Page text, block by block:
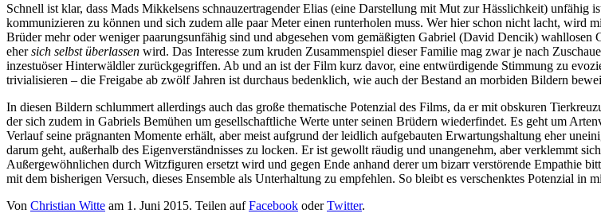
Schnell ist klar, dass Mads Mikkelsens schnauzertragender Elias (eine Darstellung mit Mut zur Hässlichkeit) unfähig
kommunizieren zu können und sich zudem alle paar Meter einen runterholen muss. Wer hier schon nicht lacht, wird
Brüder mehr oder weniger paarungsunfähig sind und abgesehen vom gemäßigten Gabriel (David Dencik)
ehersich selbst überlassen wird. Das Interesse zum kruden Zusammenspiel dieser Familie mag zwar je nach
inzestuöser Hinterwäldler zurückgegriffen. Ab und an ist der Film kurz davor, eine entwürdigende Stimmung zu
trivialisieren – die Freigabe ab zwölf Jahren ist durchaus bedenklich, wie auch der Bestand an morbiden Bildern
In diesen Bildern schlummert allerdings auch das große thematische Potenzial des Films, da er mit obskuren
der sich zudem in Gabriels Bemühen um gesellschaftliche Werte unter seinen Brüdern wiederfindet. Es geht um
Verlauf seine prägnanten Momente erhält, aber meist aufgrund der leidlich aufgebauten Erwartungshaltung eher
darum geht, außerhalb des Eigenverständnisses zu locken. Er ist gewollt räudig und unangenehm, aber verklemmt
Außergewöhnlichen durch Witzfiguren ersetzt wird und gegen Ende anhand derer um bizarr verstörende Empathie
mit dem bisherigen Versuch, dieses Ensemble als Unterhaltung zu empfehlen. So bleibt es verschenktes Potenzial in
Von Christian Witte am 1. Juni 2015. Teilen aufFacebook oderTwitter.